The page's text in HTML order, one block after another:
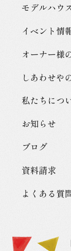
モデルハウ
イベント情
オーナー様
しあわせや
私たちにつ
お知らせ
ブログ
資料請求
よくある質